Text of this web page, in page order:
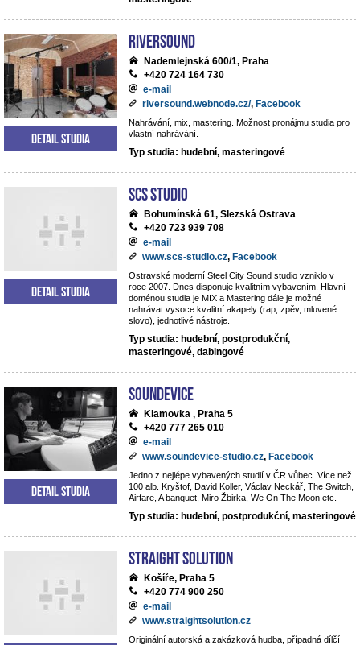
Riversound
Nademlejnská 600/1, Praha
+420 724 164 730
e-mail
riversound.webnode.cz/, Facebook
Nahrávání, mix, mastering. Možnost pronájmu studia pro
vlastní nahrávání.
Typ studia: hudební, masteringové
Detail studia
SCS Studio
Bohumínská 61, Slezská Ostrava
+420 723 939 708
e-mail
www.scs-studio.cz, Facebook
Ostravské moderní Steel City Sound studio vzniklo v
roce 2007. Dnes disponuje kvalitním vybavením. Hlavní
doménou studia je MIX a Mastering dále je možné
nahrávat vysoce kvalitní akapely (rap, zpěv, mluvené
slovo), jednotlivé nástroje.
Typ studia: hudební, postprodukční,
masteringové, dabingové
Detail studia
Soundevice
Klamovka , Praha 5
+420 777 265 010
e-mail
www.soundevice-studio.cz, Facebook
Jedno z nejlépe vybavených studií v ČR vůbec. Více než
100 alb. Kryštof, David Koller, Václav Neckář, The Switch,
Airfare, A banquet, Miro Žbirka, We On The Moon etc.
Typ studia: hudební, postprodukční, masteringové
Detail studia
Straight Solution
Košíře, Praha 5
+420 774 900 250
e-mail
www.straightsolution.cz
Originální autorská a zakázková hudba, případná dílčí